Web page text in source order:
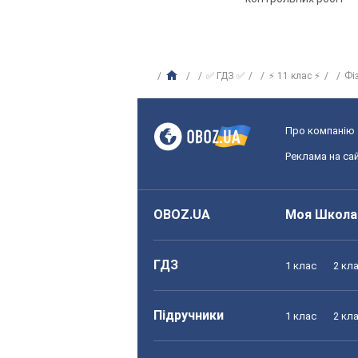
✅ ГДЗ ✅ ⚡ 11 клас ⚡
Про компанію
Реклама на
OBOZ.UA Моя Школа
ГДЗ 1 клас 2
Підручники 1 клас 2